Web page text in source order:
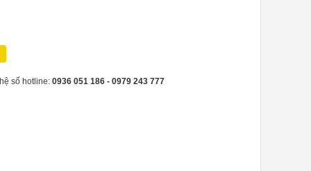
số hotline: 0936 051 186 - ‎0979 243 777